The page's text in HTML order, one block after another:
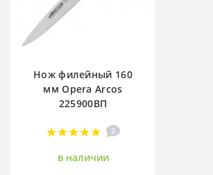
Нож филейный 160
мм Opera Arcos
225900ВП
2
в наличии